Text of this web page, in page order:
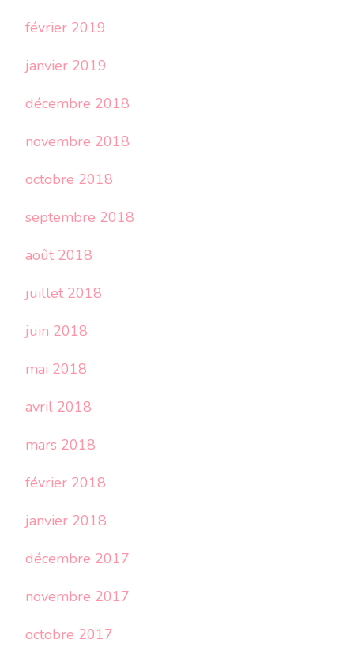
février 2019
janvier 2019
décembre 2018
novembre 2018
octobre 2018
septembre 2018
août 2018
juillet 2018
juin 2018
mai 2018
avril 2018
mars 2018
février 2018
janvier 2018
décembre 2017
novembre 2017
octobre 2017